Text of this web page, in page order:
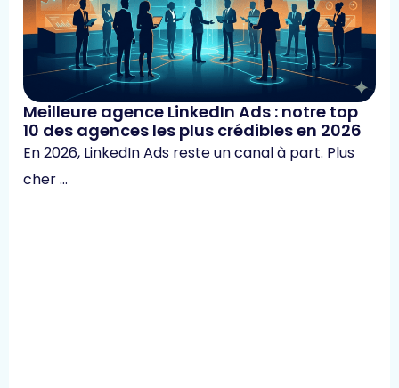
Meilleure agence LinkedIn Ads : notre top
10 des agences les plus crédibles en 2026
En 2026, LinkedIn Ads reste un canal à part. Plus
cher …